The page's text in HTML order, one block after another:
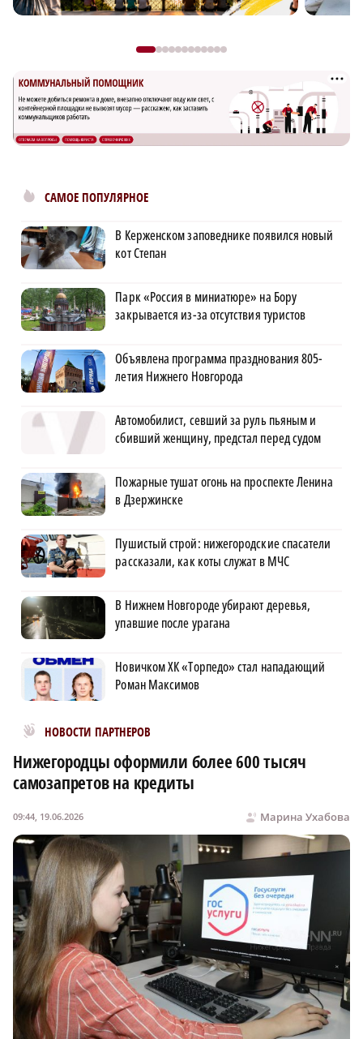
САМОЕ ПОПУЛЯРНОЕ
В Керженском заповеднике появился новый
кот Степан
Парк «Россия в миниатюре» на Бору
закрывается из-за отсутствия туристов
Объявлена программа празднования 805-
летия Нижнего Новгорода
Автомобилист, севший за руль пьяным и
сбивший женщину, предстал перед судом
Пожарные тушат огонь на проспекте Ленина
в Дзержинске
Пушистый строй: нижегородские спасатели
рассказали, как коты служат в МЧС
В Нижнем Новгороде убирают деревья,
упавшие после урагана
Новичком ХК «Торпедо» стал нападающий
Роман Максимов
НОВОСТИ ПАРТНЕРОВ
Новости МирТесен
Нижегородцы оформили более 600 тысяч
самозапретов на кредиты
Марина Ухабова
09:44, 19.06.2026